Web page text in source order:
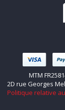
MTM
2D rue Georges
Politique relative